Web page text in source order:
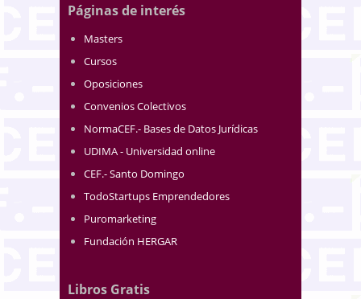
Páginas de interés
Masters
Cursos
Oposiciones
Convenios Colectivos
NormaCEF.- Bases de Datos Jurídicas
UDIMA - Universidad online
CEF.- Santo Domingo
TodoStartups Emprendedores
Puromarketing
Fundación HERGAR
Libros Gratis